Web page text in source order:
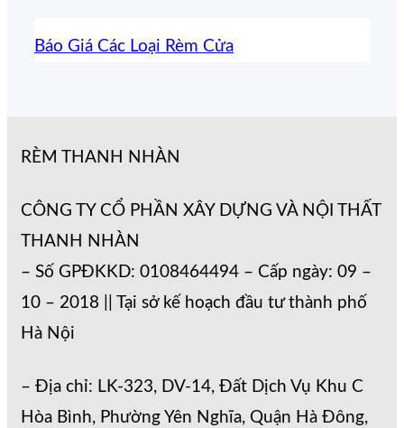
Báo Giá Các Loại Rèm Cửa
RÈM THANH NHÀN
CÔNG TY CỔ PHẦN XÂY DỰNG VÀ NỘI THẤT
THANH NHÀN
– Số GPĐKKD: 0108464494 – Cấp ngày: 09 –
10 – 2018 || Tại sở kế hoạch đầu tư thành phố
Hà Nội
– Địa chỉ: LK-323, DV-14, Đất Dịch Vụ Khu C
Hòa Bình, Phường Yên Nghĩa, Quận Hà Đông,